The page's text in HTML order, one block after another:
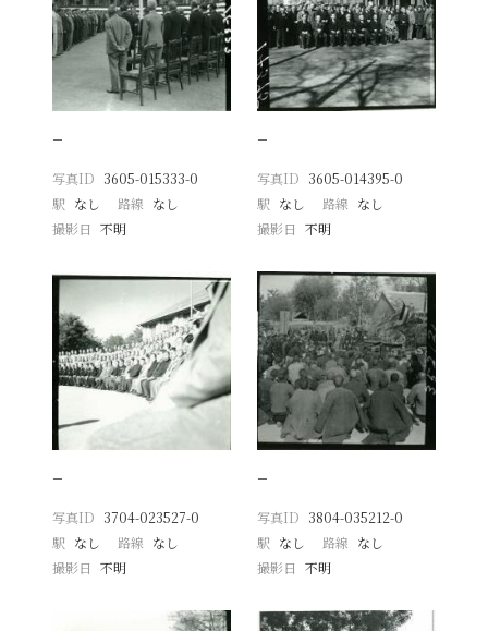
−
写真ID 3605-015333-0
駅 なし 路線 なし
撮影日
不明
−
写真ID 3605-014395-0
駅 なし 路線 なし
撮影日 不明
−
写真ID 3704-023527-0
駅 なし 路線 なし
撮影日
不明
−
写真ID 3804-035212-0
駅 なし 路線 なし
撮影日 不明